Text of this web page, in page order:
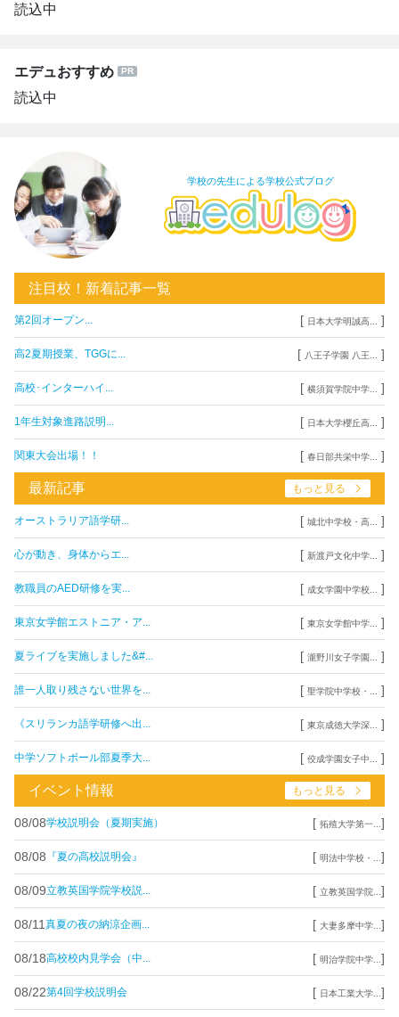
読込中
エデュおすすめ
読込中
学校の先生による学校公式ブログ
注目校！新着記事一覧
第2回オープン... [ 日本大学明誠高... ]
高2夏期授業、TGGに... [ 八王子学園 八王... ]
高校･インターハイ... [ 横須賀学院中学... ]
1年生対象進路説明... [ 日本大学櫻丘高... ]
関東大会出場！！ [ 春日部共栄中学... ]
最新記事 もっと見る
オーストラリア語学研... [ 城北中学校・高... ]
心が動き、身体からエ... [ 新渡戸文化中学... ]
教職員のAED研修を実... [ 成女学園中学校... ]
東京女学館エストニア・ア... [ 東京女学館中学... ]
夏ライブを実施しました&#... [ 瀧野川女子学園... ]
誰一人取り残さない世界を... [ 聖学院中学校・... ]
《スリランカ語学研修へ出... [ 東京成徳大学深... ]
中学ソフトボール部夏季大... [ 佼成学園女子中... ]
イベント情報 もっと見る
08/08学校説明会（夏期実施） [ 拓殖大学第一... ]
08/08 『夏の高校説明会』 [ 明法中学校・... ]
08/09立教英国学院学校説... [ 立教英国学院... ]
08/11 真夏の夜の納涼企画... [ 大妻多摩中学... ]
08/18高校校内見学会（中... [ 明治学院中学... ]
08/22第4回学校説明会 [ 日本工業大学... ]